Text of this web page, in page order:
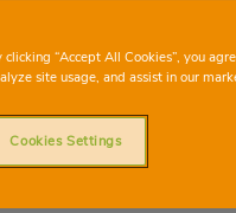
típicos de la
entrar en
y de
clicking “Accept All Cookies”, you
site usage, and assist in our
Cookies Settings